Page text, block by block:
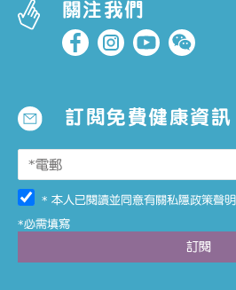
關注我們
訂閱免費健康資訊
* 本人已閱讀並同意有關私隱政策聲明
*必需填寫